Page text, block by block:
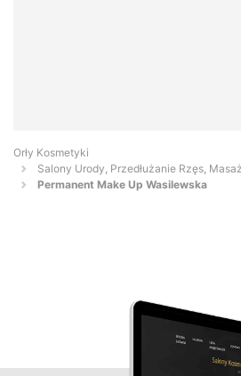
Orły Kosmetyki
Salony Urody, Przedłużanie Rzęs,
Permanent Make Up Wasilewska